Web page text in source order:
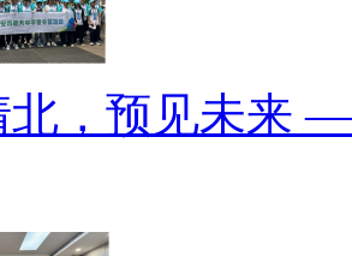
北，预见未来